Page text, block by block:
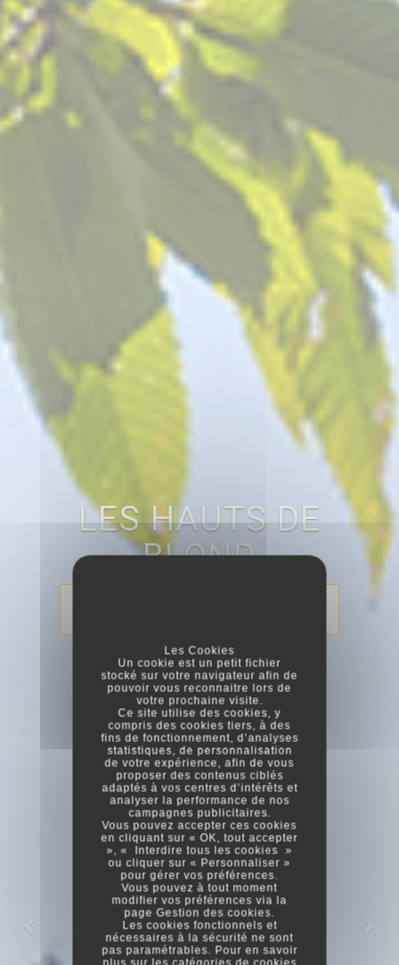
LES HAUTS DE
BLOND
Les Cookies
Un cookie est un petit fichier
stocké sur votre navigateur afin de
pouvoir vous reconnaitre lors de
votre prochaine visite.
Ce site utilise des cookies, y
compris des cookies tiers, à des
fins de fonctionnement, d’analyses
statistiques, de personnalisation
de votre expérience, afin de vous
proposer des contenus ciblés
adaptés à vos centres d’intérêts et
analyser la performance de nos
campagnes publicitaires.
Vous pouvez accepter ces cookies
en cliquant sur « OK, tout accepter
», « Interdire tous les cookies »
ou cliquer sur « Personnaliser »
pour gérer vos préférences.
Vous pouvez à tout moment
modifier vos préférences via la
pageGestion des cookies.
Les cookies fonctionnels et
nécessaires à la sécurité ne sont
pas paramétrables. Pour en savoir
plus sur les catégories de cookies